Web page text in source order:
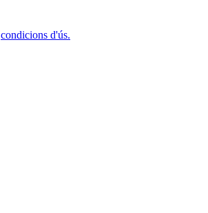
condicions d'ús.